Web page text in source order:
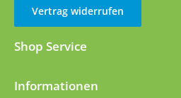
Vertrag widerrufen
Shop Service
Informationen